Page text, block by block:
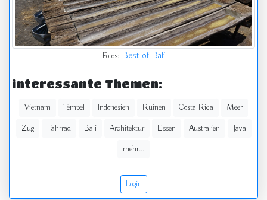
Fotos: Best of Bali
interessante Themen:
Vietnam Tempel Indonesien Ruinen Costa Rica
Meer
Zug
Fahrrad Bali Architektur Essen Australien
Java
mehr...
Login